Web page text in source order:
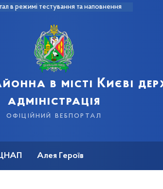
в режимі тестування та наповнення
в місті Києві
адміністрація
офіційний вебпортал
Алея Героїв